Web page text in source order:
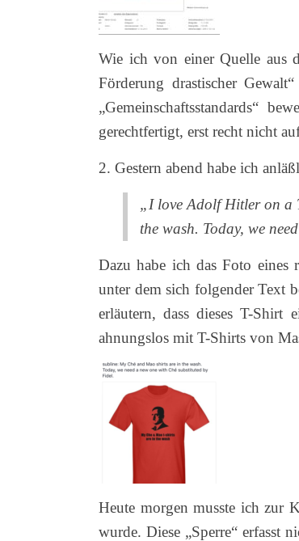
Wie ich von einer Quelle aus
Förderung drastischer
„Gemeinschaftsstandards“
gerechtfertigt, erst recht nicht
2. Gestern abend habe ich
„I love Adolf Hitler on a
the wash. Today, we
Dazu habe ich das Foto
unter dem sich folgender Text
erläutern, dass dieses T-
ahnungslos mit T-Shirts von
Heute morgen musste ich zur
wurde. Diese „Sperre“ erfasst